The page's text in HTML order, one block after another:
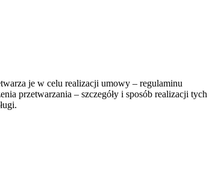
je w celu realizacji umowy – regulaminu
przetwarzania – szczegóły i sposób realizacji tych